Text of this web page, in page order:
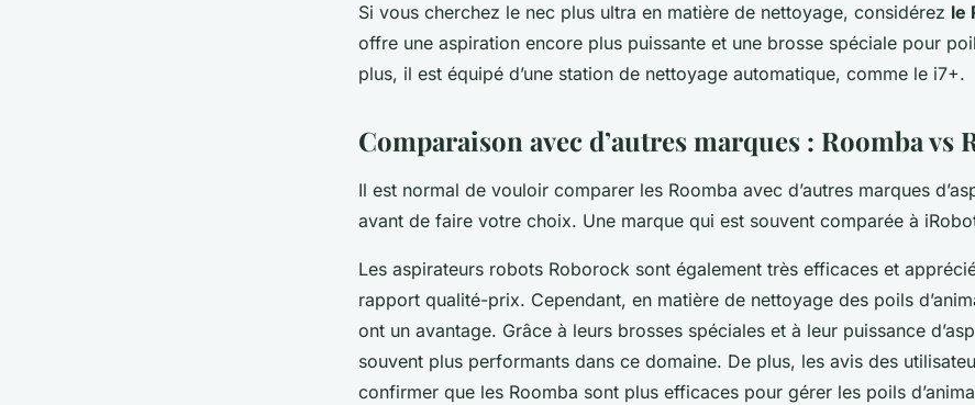
Si vous cherchez le nec plus ultra en matière de nettoyage, considérez le
offre une aspiration encore plus puissante et une brosse spéciale pour
plus, il est équipé d’une station de nettoyage automatique, comme le i7+.
Comparaison avec d’autres marques : Roomba vs
Il est normal de vouloir comparer les Roomba avec d’autres marques
avant de faire votre choix. Une marque qui est souvent comparée à
Les aspirateurs robots Roborock sont également très efficaces et
rapport qualité-prix. Cependant, en matière de nettoyage des poils
ont un avantage. Grâce à leurs brosses spéciales et à leur puissance
souvent plus performants dans ce domaine. De plus, les avis des
confirmer que les Roomba sont plus efficaces pour gérer les poils